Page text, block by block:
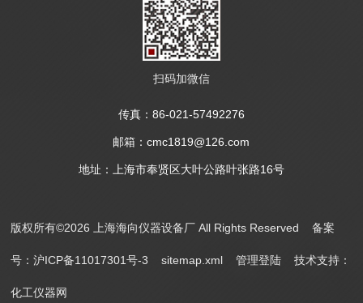
扫码加微信
传真：86-021-57492276
邮箱：cmc1819@126.com
地址：上海市奉贤区大叶公路叶张路16号
版权所有©2026 上海海向仪器设备厂 All Rights Reserved备案
号：沪ICP备11017301号-3 sitemap.xml 管理登陆 技术支持：
化工仪器网